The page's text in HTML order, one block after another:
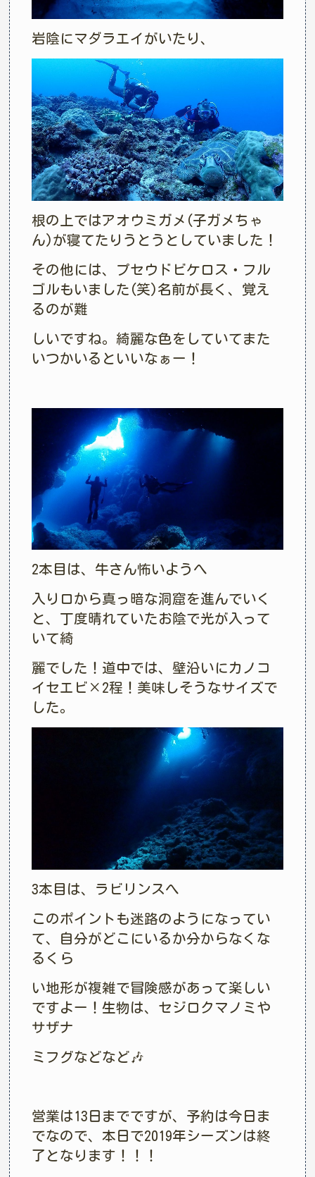
岩陰にマダラエイがいたり、
根の上ではアオウミガメ(子ガメちゃ
ん)が寝てたりうとうとしていました！
その他には、プセウドビケロス・フル
ゴルもいました(笑)名前が長く、覚え
るのが難
しいですね。綺麗な色をしていてまた
いつかいるといいなぁー！
2本目は、牛さん怖いようへ
入り口から真っ暗な洞窟を進んでいく
と、丁度晴れていたお陰で光が入って
いて綺
麗でした！道中では、壁沿いにカノコ
イセエビ×2程！美味しそうなサイズで
した。
3本目は、ラビリンスへ
このポイントも迷路のようになってい
て、自分がどこにいるか分からなくな
るくら
い地形が複雑で冒険感があって楽しい
ですよー！生物は、セジロクマノミや
サザナ
ミフグなどなど🎶
営業は13日までですが、予約は今日ま
でなので、本日で2019年シーズンは終
了となります！！！